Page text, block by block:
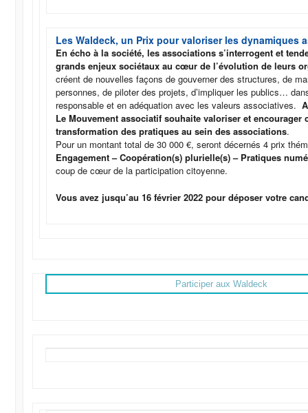
Les Waldeck, un Prix pour valoriser les dynamiques
En écho à la société, les associations s’interrogent et
grands enjeux sociétaux au cœur de l’évolution de leurs
créent de nouvelles façons de gouverner des structures, de
personnes, de piloter des projets, d’impliquer les publics…
responsable et en adéquation avec les valeurs associatives.
Le Mouvement associatif souhaite valoriser et encourager
transformation des pratiques au sein des associations.
Pour un montant total de 30 000 €, seront décernés 4 prix
Engagement – Coopération(s) plurielle(s) – Pratiques
coup de cœur de la participation citoyenne.
Vous avez jusqu’au 16 février 2022 pour déposer votre
Participer aux Waldeck